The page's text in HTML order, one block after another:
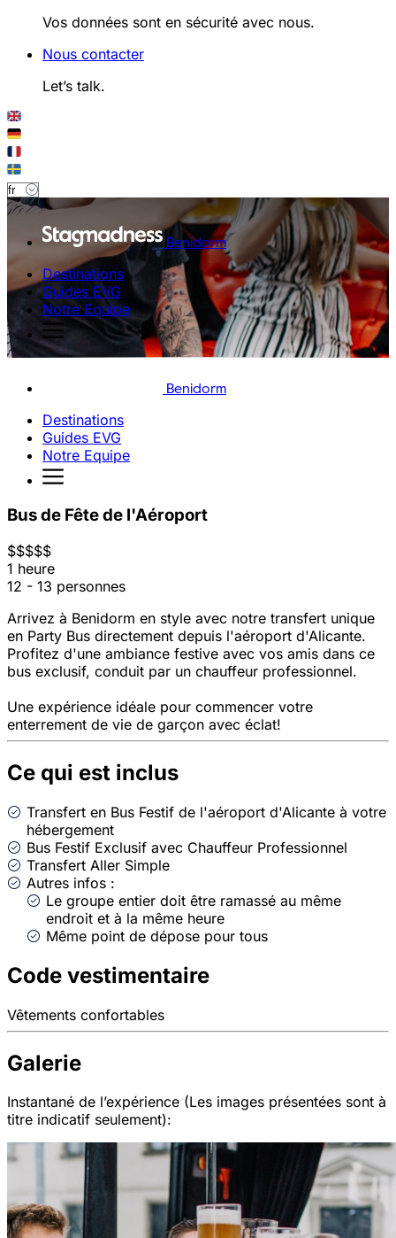
Vos données sont en sécurité avec nous.
Nous contacter
Let’s talk.
Benidorm
Destinations
Guides EVG
Notre Equipe
Benidorm
Destinations
Guides EVG
Notre Equipe
Bus de Fête de l'Aéroport
$$$$$
1 heure
12 - 13 personnes
Arrivez à Benidorm en style avec notre transfert unique
en Party Bus directement depuis l'aéroport d'Alicante.
Profitez d'une ambiance festive avec vos amis dans ce
bus exclusif, conduit par un chauffeur professionnel.
Une expérience idéale pour commencer votre
enterrement de vie de garçon avec éclat!
Ce qui est inclus
Transfert en Bus Festif de l'aéroport d'Alicante à votre
hébergement
Bus Festif Exclusif avec Chauffeur Professionnel
Transfert Aller Simple
Autres infos :
Le groupe entier doit être ramassé au même
endroit et à la même heure
Même point de dépose pour tous
Code vestimentaire
Vêtements confortables
Galerie
Instantané de l’expérience (Les images présentées sont à
titre indicatif seulement):